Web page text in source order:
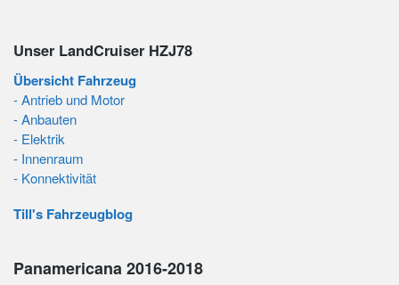
Unser LandCruiser HZJ78
Übersicht Fahrzeug
- Antrieb und Motor
- Anbauten
- Elektrik
- Innenraum
- Konnektivität
Till's Fahrzeugblog
Panamericana 2016-2018